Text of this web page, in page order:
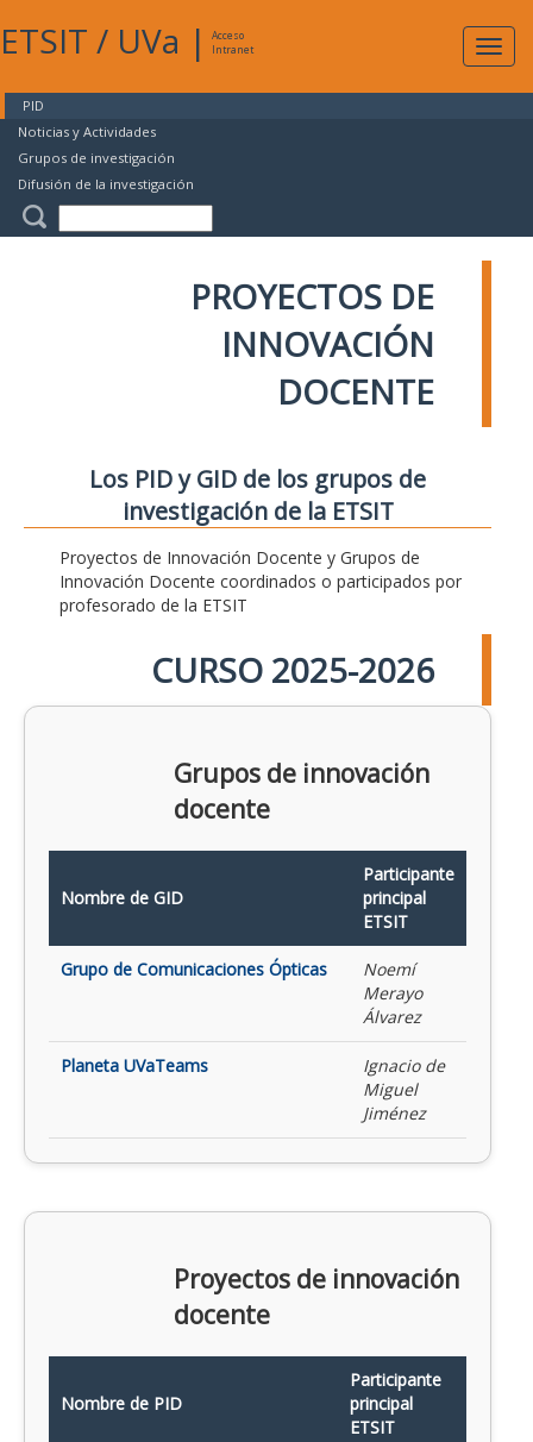
ETSIT / UVa |
Acceso
Intranet
PID
Noticias y Actividades
Grupos de investigación
Difusión de la investigación
PROYECTOS DE
INNOVACIÓN
DOCENTE
Los PID y GID de los grupos de
investigación de la ETSIT
Proyectos de Innovación Docente y Grupos de
Innovación Docente coordinados o participados por
profesorado de la ETSIT
CURSO 2025-2026
Grupos de innovación
docente
Nombre de GID
Participante
principal
ETSIT
Grupo de Comunicaciones Ópticas
Noemí
Merayo
Álvarez
Planeta UVaTeams
Ignacio de
Miguel
Jiménez
Proyectos de innovación
docente
Nombre de PID
Participante
principal
ETSIT